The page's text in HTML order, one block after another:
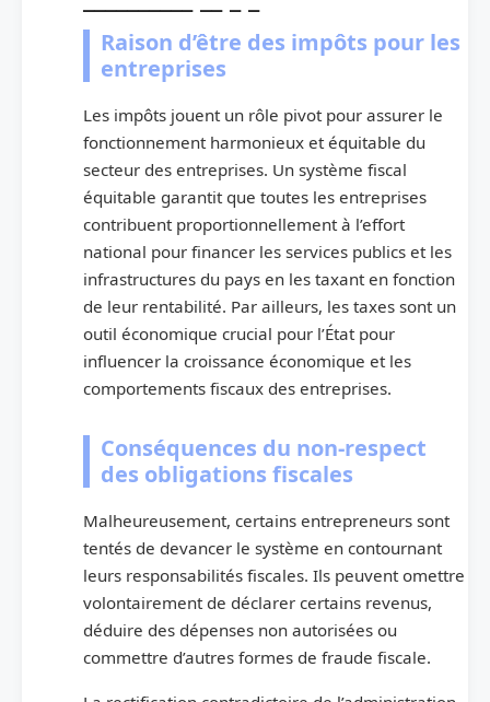
Raison d’être des impôts pour les
entreprises
Les impôts jouent un rôle pivot pour assurer le
fonctionnement harmonieux et équitable du
secteur des entreprises. Un système fiscal
équitable garantit que toutes les entreprises
contribuent proportionnellement à l’effort
national pour financer les services publics et les
infrastructures du pays en les taxant en fonction
de leur rentabilité. Par ailleurs, les taxes sont un
outil économique crucial pour l’État pour
influencer la croissance économique et les
comportements fiscaux des entreprises.
Conséquences du non-respect
des obligations fiscales
Malheureusement, certains entrepreneurs sont
tentés de devancer le système en contournant
leurs responsabilités fiscales. Ils peuvent omettre
volontairement de déclarer certains revenus,
déduire des dépenses non autorisées ou
commettre d’autres formes de fraude fiscale.